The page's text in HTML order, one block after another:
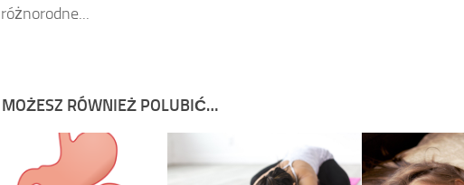
różnorodne...
MOŻESZ RÓWNIEŻ POLUBIĆ…